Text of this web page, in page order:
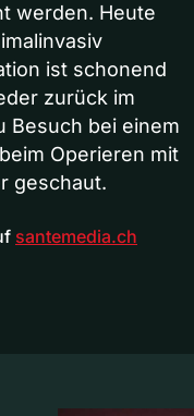
werden. Heute
ist schonend
zurück im
Besuch bei einem
Operieren mit
geschaut.
santemedia.ch